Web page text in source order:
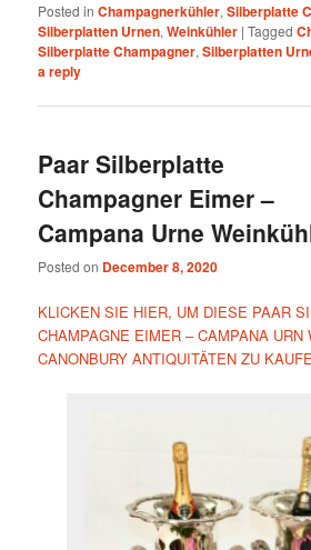
Posted in Champagnerkühler,Silberplatte
Silberplatten Urnen,Weinkühler |Tagged
Silberplatte Champagner,Silberplatten
a reply
Paar Silberplatte
Champagner Eimer –
Campana Urne
Posted on December 8, 2020
KLICKEN SIE HIER, UM DIESE PAAR
CHAMPAGNE EIMER – CAMPANA URN
CANONBURY ANTIQUITÄTEN ZU